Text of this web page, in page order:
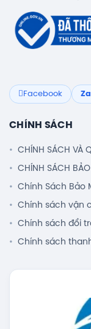
Facebook
CHÍNH SÁCH
CHÍNH SÁCH VÀ
CHÍNH SÁCH
Chính Sách Bảo
Chính sách vận
Chính sách đổi
Chính sách